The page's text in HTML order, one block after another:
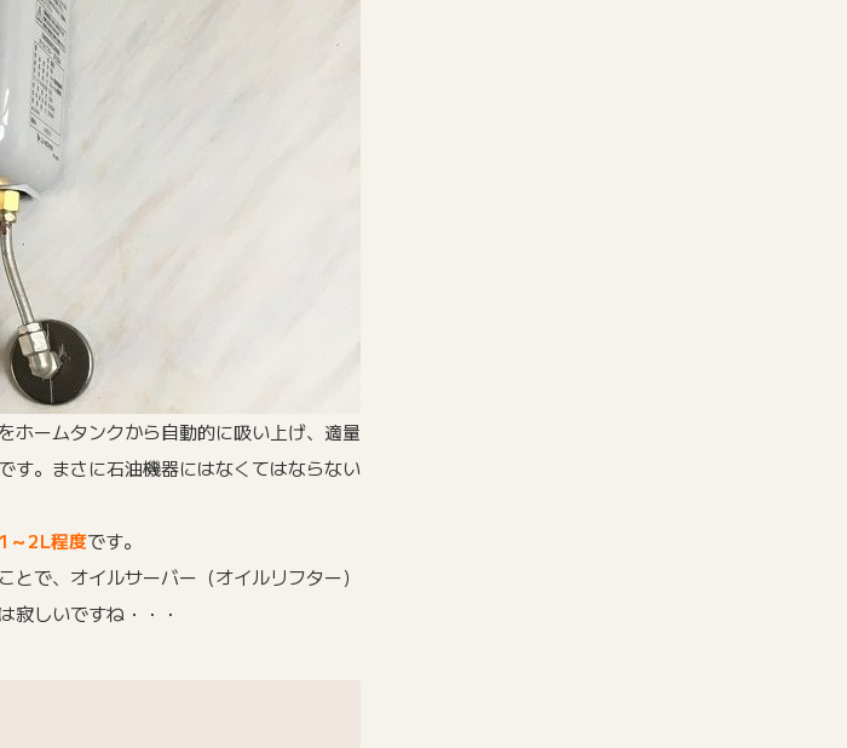
ホームタンクから自動的に吸い上げ、適量
す。まさに石油機器にはなくてはならない
～2L程度です。
で、オイルサーバー（オイルリフター）
寂しいですね・・・